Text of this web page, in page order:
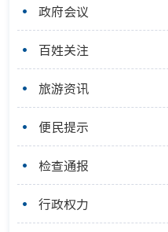
政府会议
百姓关注
旅游资讯
便民提示
检查通报
行政权力